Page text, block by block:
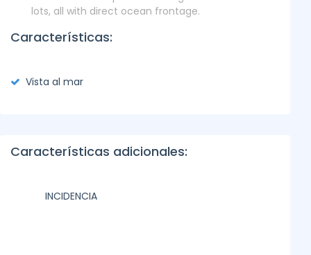
lots, all with direct ocean frontage.
Características:
Vista al mar
Características adicionales:
INCIDENCIA